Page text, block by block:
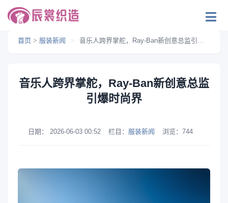
首页 > 服装新闻 > 音乐人跨界掌舵，Ray-Ban新创意总监引爆时尚界
音乐人跨界掌舵，Ray-Ban新创意总监
引爆时尚界
日期： 2026-06-03 00:52 栏目： 服装新闻 浏览： 744